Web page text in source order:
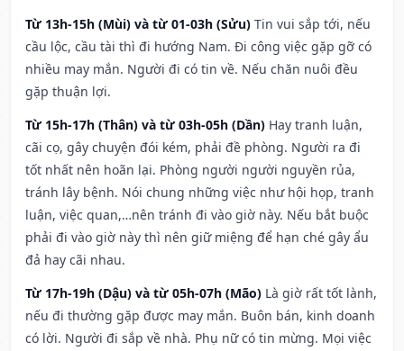
Từ 13h-15h (Mùi) và từ 01-03h (Sửu) Tin vui sắp tới, nếu
cầu lộc, cầu tài thì đi hướng Nam. Đi công việc gặp gỡ có
nhiều may mắn. Người đi có tin về. Nếu chăn nuôi đều
gặp thuận lợi.
Từ 15h-17h (Thân) và từ 03h-05h (Dần) Hay tranh luận,
cãi cọ, gây chuyện đói kém, phải đề phòng. Người ra đi
tốt nhất nên hoãn lại. Phòng người người nguyền rủa,
tránh lây bệnh. Nói chung những việc như hội họp, tranh
luận, việc quan,…nên tránh đi vào giờ này. Nếu bắt buộc
phải đi vào giờ này thì nên giữ miệng để hạn ché gây ẩu
đả hay cãi nhau.
Từ 17h-19h (Dậu) và từ 05h-07h (Mão) Là giờ rất tốt lành,
nếu đi thường gặp được may mắn. Buôn bán, kinh doanh
có lời. Người đi sắp về nhà. Phụ nữ có tin mừng. Mọi việc